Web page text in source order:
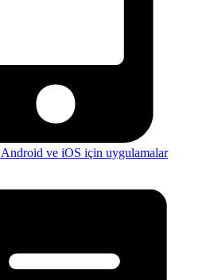
Android ve iOS için uygulamalar